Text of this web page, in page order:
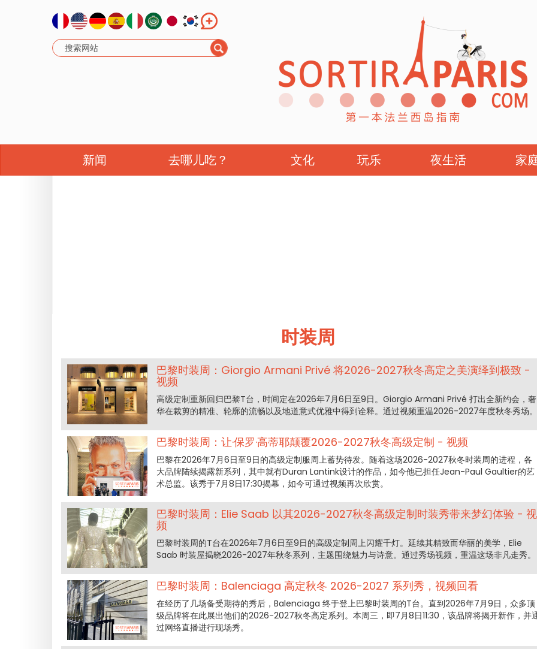
新闻 去哪儿吃？ 文化 玩乐 夜生活 家
时装周
巴黎时装周：Giorgio Armani Privé 将2026-2027秋冬高定之美演绎到极致 -
视频
高级定制重新回归巴黎T台，时间定在2026年7月6日至9日。Giorgio Armani Privé 打出全新约会，奢
华在裁剪的精准、轮廓的流畅以及地道意式优雅中得到诠释。通过视频重温2026-2027年度秋冬秀场。
巴黎时装周：让·保罗·高蒂耶颠覆2026-2027秋冬高级定制 - 视频
巴黎在2026年7月6日至9日的高级定制服周上蓄势待发。随着这场2026-2027秋冬时装周的进程，各
大品牌陆续揭露新系列，其中就有Duran Lantink设计的作品，如今他已担任Jean-Paul Gaultier的艺
术总监。该秀于7月8日17:30揭幕，如今可通过视频再次欣赏。
巴黎时装周：Elie Saab 以其2026-2027秋冬高级定制时装秀带来梦幻体验 - 视
频
巴黎时装周的T台在2026年7月6日至9日的高级定制周上闪耀千灯。延续其精致而华丽的美学，Elie
Saab 时装屋揭晓2026-2027年秋冬系列，主题围绕魅力与诗意。通过秀场视频，重温这场非凡走秀。
巴黎时装周：Balenciaga 高定秋冬 2026-2027 系列秀，视频回看
在经历了几场备受期待的秀后，Balenciaga 终于登上巴黎时装周的T台。直到2026年7月9日，众多顶
级品牌将在此展出他们的2026-2027秋冬高定系列。本周三，即7月8日11:30，该品牌将揭开新作，并
过网络直播进行现场秀。